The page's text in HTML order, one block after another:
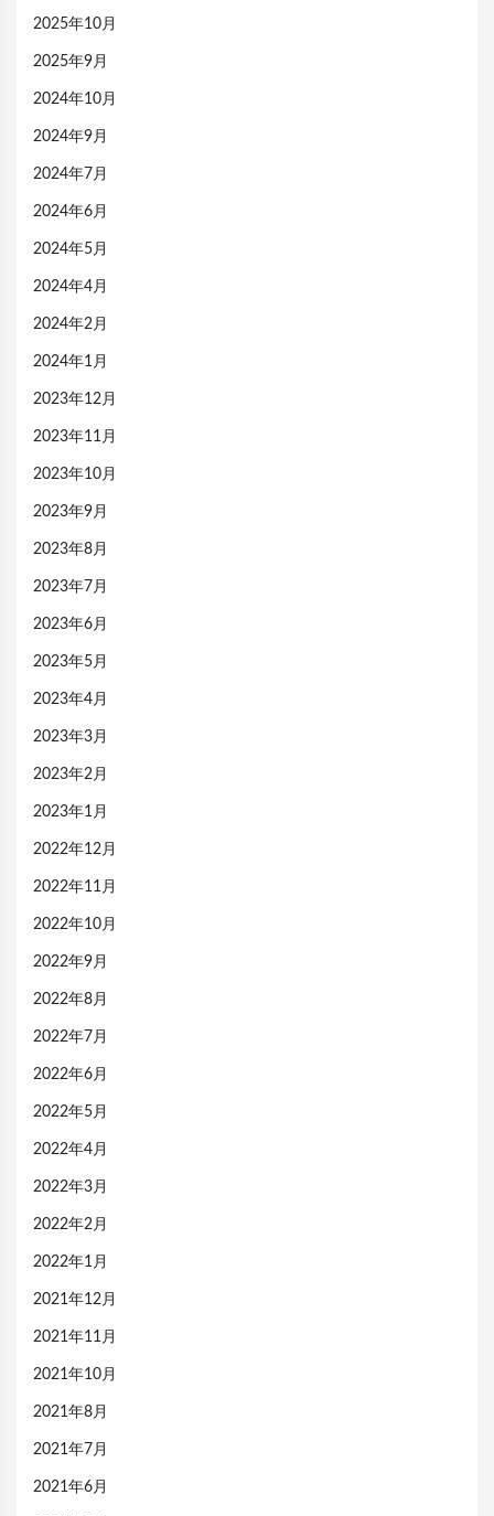
2025年10月
2025年9月
2024年10月
2024年9月
2024年7月
2024年6月
2024年5月
2024年4月
2024年2月
2024年1月
2023年12月
2023年11月
2023年10月
2023年9月
2023年8月
2023年7月
2023年6月
2023年5月
2023年4月
2023年3月
2023年2月
2023年1月
2022年12月
2022年11月
2022年10月
2022年9月
2022年8月
2022年7月
2022年6月
2022年5月
2022年4月
2022年3月
2022年2月
2022年1月
2021年12月
2021年11月
2021年10月
2021年8月
2021年7月
2021年6月